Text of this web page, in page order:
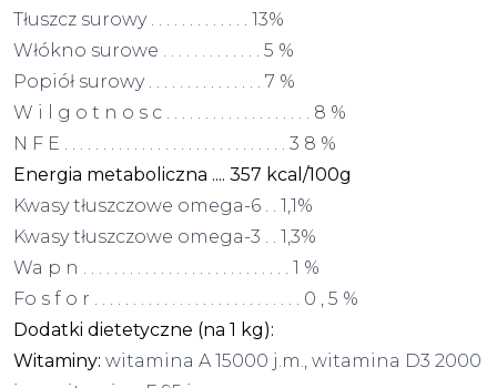
Tłuszcz surowy . . . . . . . . . . . . . 13%
Włókno surowe . . . . . . . . . . . . . 5 %
Popiół surowy . . . . . . . . . . . . . . . 7 %
W i l g o t n o s c . . . . . . . . . . . . . . . . . . . 8 %
N F E . . . . . . . . . . . . . . . . . . . . . . . . . . . . . 3 8 %
Energia metaboliczna .... 357 kcal/100g
Kwasy tłuszczowe omega-6 . . 1,1%
Kwasy tłuszczowe omega-3 . . 1,3%
Wa p n . . . . . . . . . . . . . . . . . . . . . . . . . . . 1 %
Fo s f o r . . . . . . . . . . . . . . . . . . . . . . . . . . . 0 , 5 %
Dodatki dietetyczne (na 1 kg):
Witaminy: witamina A 15000 j.m., witamina D3 2000